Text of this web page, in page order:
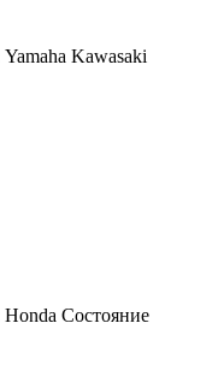
Yamaha Kawasaki
Honda Состояние